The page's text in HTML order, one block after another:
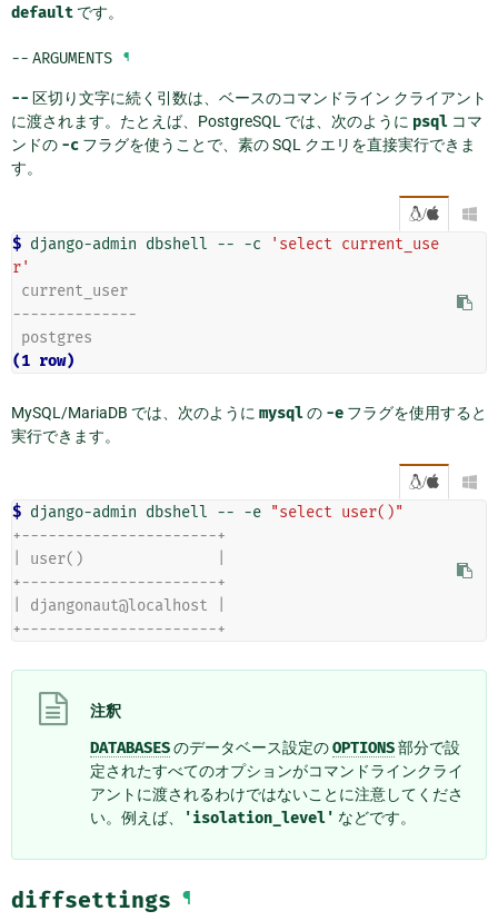
default です。
-- ARGUMENTS ¶
-- 区切り文字に続く引数は、ベースのコマンドライン クライアント
に渡されます。たとえば、PostgreSQL では、次のように psql コマ
ンドの -c フラグを使うことで、素の SQL クエリを直接実行できま
す。
/ 
$ django-admin dbshell -- -c
'select current_use
r'
current_user
--------------
postgres
(1 row)
MySQL/MariaDB では、次のように mysqlの -e フラグを使用すると
実行できます。
/ 
$ django-admin dbshell -- -e "select user()"
+----------------------+
| user()               |
+----------------------+
| djangonaut@localhost |
+----------------------+
注釈
DATABASESのデータベース設定のOPTIONS部分で設
定されたすべてのオプションがコマンドラインクライ
アントに渡されるわけではないことに注意してくださ
い。例えば、
'isolation_level' などです。
diffsettings ¶